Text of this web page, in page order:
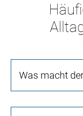
Was macht